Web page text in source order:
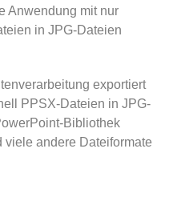
Anwendung mit nur
in JPG-Dateien
exportiert
PPSX-Dateien in JPG-
Bibliothek
andere Dateiformate